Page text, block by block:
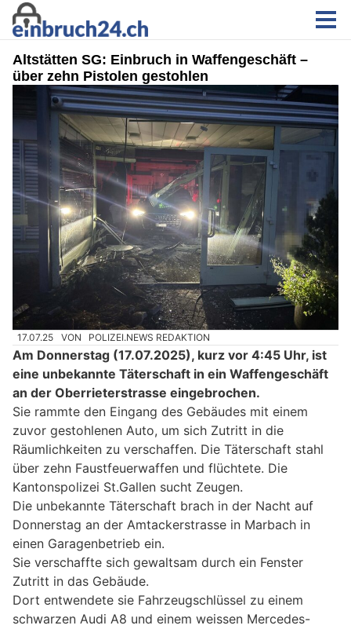
Altstätten SG: Einbruch in Waffengeschäft –
über zehn Pistolen gestohlen
17.07.25 VON POLIZEI.NEWS REDAKTION
Am Donnerstag (17.07.2025), kurz vor 4:45 Uhr, ist
eine unbekannte Täterschaft in ein Waffengeschäft
an der Oberrieterstrasse eingebrochen.
Sie rammte den Eingang des Gebäudes mit einem
zuvor gestohlenen Auto, um sich Zutritt in die
Räumlichkeiten zu verschaffen. Die Täterschaft stahl
über zehn Faustfeuerwaffen und flüchtete. Die
Kantonspolizei St.Gallen sucht Zeugen.
Die unbekannte Täterschaft brach in der Nacht auf
Donnerstag an der Amtackerstrasse in Marbach in
einen Garagenbetrieb ein.
Sie verschaffte sich gewaltsam durch ein Fenster
Zutritt in das Gebäude.
Dort entwendete sie Fahrzeugschlüssel zu einem
schwarzen Audi A8 und einem weissen Mercedes-